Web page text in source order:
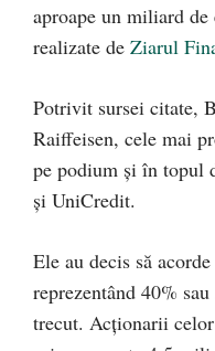
aproape un miliard
realizate de Ziarul
Potrivit sursei citate,
Raiffeisen, cele mai
pe podium şi în topul
şi UniCredit.
Ele au decis să
reprezentând 40%
trecut. Acționarii